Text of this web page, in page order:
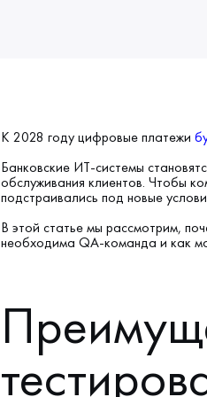
К 2028 году цифровые платежи
Банковские ИТ-системы
обслуживания клиентов. Чтобы
подстраивались под новые
В этой статье мы рассмотрим,
необходима QA-команда и как